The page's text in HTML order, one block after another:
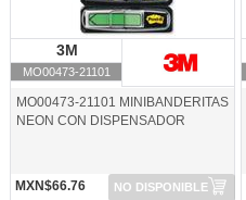
3M
MO00473-21101
MO00473-21101 MINIBANDERITAS
NEON CON DISPENSADOR
MXN$66.76 NO DISPONIBLE